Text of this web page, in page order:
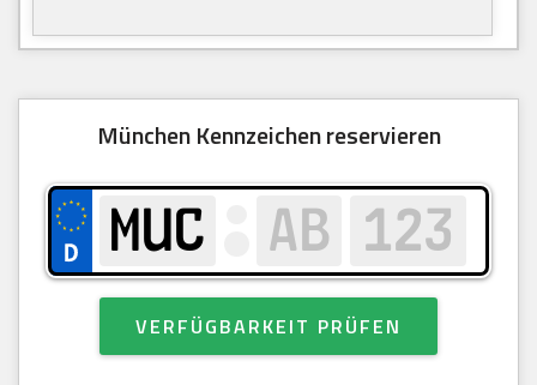
München Kennzeichen reservieren
VERFÜGBARKEIT PRÜFEN